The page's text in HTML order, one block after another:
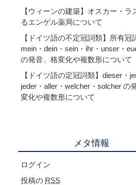
【ウィーンの建築】オスカー・ラ
るエンゲル薬局について
【ドイツ語の不定冠詞類】所有冠
mein・dein・sein・ihr・unser・
の発音、格変化や複数形について
【ドイツ語の定冠詞類】dieser・
jeder・aller・welcher・solcher の
変化や複数形について
メタ情報
ログイン
投稿の RSS